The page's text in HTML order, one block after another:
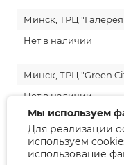
Минск, ТРЦ
Нет в наличии
Минск, ТРЦ "Green
Нет в наличии
Гродно, ул.
Нет в наличии
Мы используем
Для реализации
используем
использование